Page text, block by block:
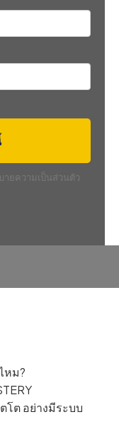
ยความเป็นส่วนตัว
หม?
โต อย่างมีระบบ